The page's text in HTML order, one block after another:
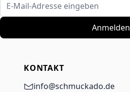
Anmelden
KONTAKT
info@schmuckado.de